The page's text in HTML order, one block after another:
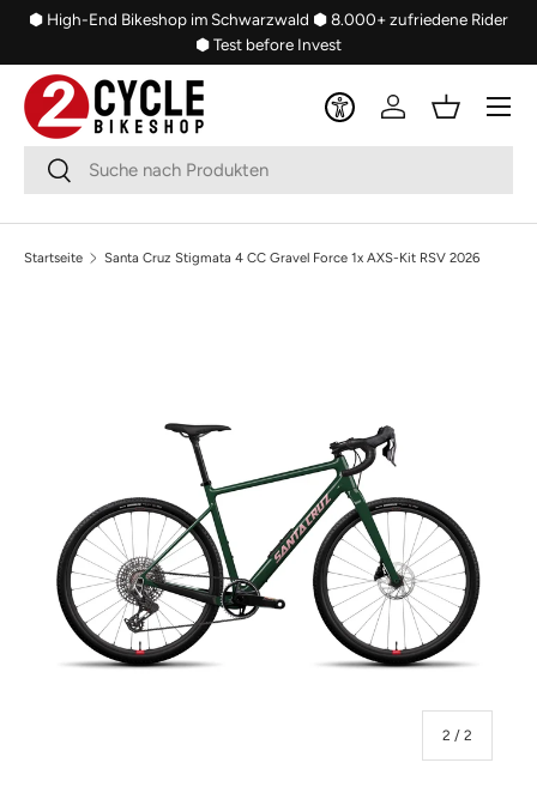
⬢ High-End Bikeshop im Schwarzwald ⬢ 8.000+ zufriedene Rider
⬢ Test before Invest
SuchenSuchen
Einloggen
Menü
Startseite Santa Cruz Stigmata 4 CC Gravel Force 1x AXS-Kit RSV 2026
2 / von
2